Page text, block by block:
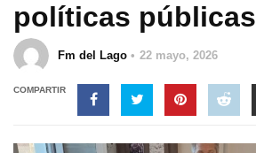
políticas públicas
Fm del Lago 22 mayo, 2026
COMPARTIR